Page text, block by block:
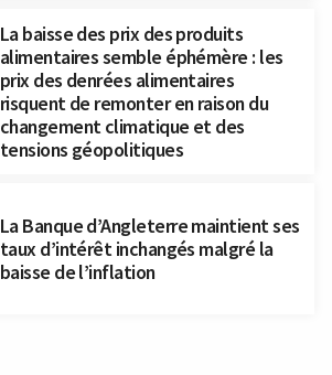
La baisse des prix des produits
alimentaires semble éphémère : les
prix des denrées alimentaires
risquent de remonter en raison du
changement climatique et des
tensions géopolitiques
La Banque d’Angleterre maintient ses
taux d’intérêt inchangés malgré la
baisse de l’inflation